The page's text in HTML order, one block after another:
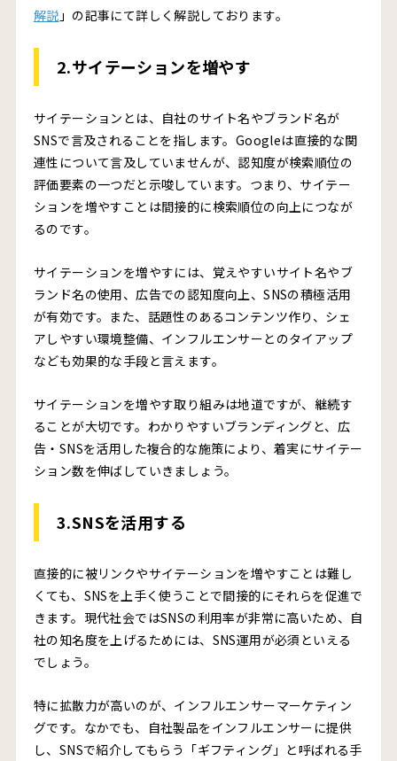
解説 」の記事にて詳しく解説しております。
2.サイテーションを増やす
サイテーションとは、自社のサイト名やブランド名が
SNSで言及されることを指します。Googleは直接的な関
連性について言及していませんが、認知度が検索順位の
評価要素の一つだと示唆しています。つまり、サイテー
ションを増やすことは間接的に検索順位の向上につなが
るのです。
サイテーションを増やすには、覚えやすいサイト名やブ
ランド名の使用、広告での認知度向上、SNSの積極活用
が有効です。また、話題性のあるコンテンツ作り、シェ
アしやすい環境整備、インフルエンサーとのタイアップ
なども効果的な手段と言えます。
サイテーションを増やす取り組みは地道ですが、継続す
ることが大切です。わかりやすいブランディングと、広
告・SNSを活用した複合的な施策により、着実にサイテー
ション数を伸ばしていきましょう。
3.SNSを活用する
直接的に被リンクやサイテーションを増やすことは難し
くても、SNSを上手く使うことで間接的にそれらを促進で
きます。現代社会ではSNSの利用率が非常に高いため、自
社の知名度を上げるためには、SNS運用が必須といえる
でしょう。
特に拡散力が高いのが、インフルエンサーマーケティン
グです。なかでも、自社製品をインフルエンサーに提供
し、SNSで紹介してもらう「ギフティング」と呼ばれる手